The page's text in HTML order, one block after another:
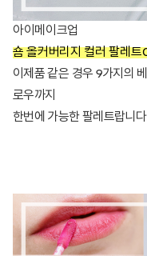
아이메이크업
숌 올커버리지 컬러 팔레트
이제품 같은 경우 9가지의
로우까지
한번에 가능한 팔레트랍니